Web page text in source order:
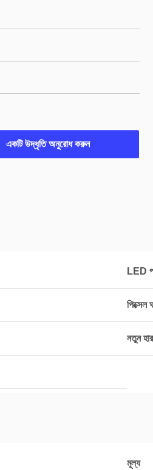
একটি উদ্ধৃতি অনুরোধ করুন
LED
পিক্সেল
নতুন
মূল্য